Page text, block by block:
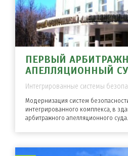
ПЕРВЫЙ
АПЕЛЛЯЦИОННЫЙ
Интегрированные системы
Модернизация систем
интегрированного комплекса, в
арбитражного апелляционного суда.